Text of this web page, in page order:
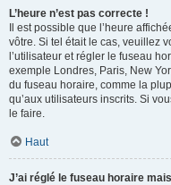
L’heure n’est pas correcte !
Il est possible que l’heure
vôtre. Si tel était le cas, veuillez
l’utilisateur et régler le fuseau
exemple Londres, Paris, New
du fuseau horaire, comme la
qu’aux utilisateurs inscrits. Si
le faire.
Haut
J’ai réglé le fuseau horaire